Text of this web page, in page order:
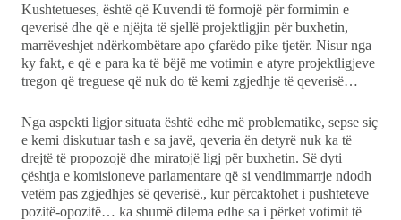
Kushtetueses, është që Kuvendi të formojë për formimin e
qeverisë dhe që e njëjta të sjellë projektligjin për buxhetin,
marrëveshjet ndërkombëtare apo çfarëdo pike tjetër. Nisur nga
ky fakt, e që e para ka të bëjë me votimin e atyre projektligjeve
tregon që treguese që nuk do të kemi zgjedhje të qeverisë…
Nga aspekti ligjor situata është edhe më problematike, sepse siç
e kemi diskutuar tash e sa javë, qeveria ën detyrë nuk ka të
drejtë të propozojë dhe miratojë ligj për buxhetin. Së dyti
çështja e komisioneve parlamentare që si vendimmarrje ndodh
vetëm pas zgjedhjes së qeverisë., kur përcaktohet i pushteteve
pozitë-opozitë… ka shumë dilema edhe sa i përket votimit të